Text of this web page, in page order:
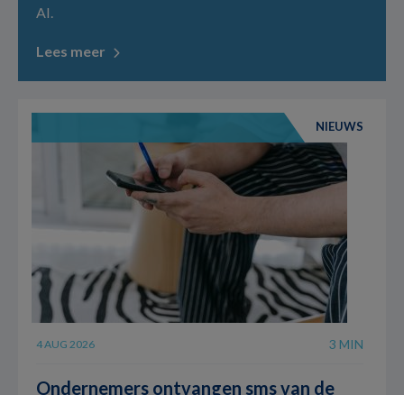
AI.
Lees meer
NIEUWS
4 AUG 2026 3 MIN
Ondernemers ontvangen sms van de